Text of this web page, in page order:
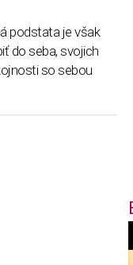
podstata je však
do seba, svojich
so sebou
f